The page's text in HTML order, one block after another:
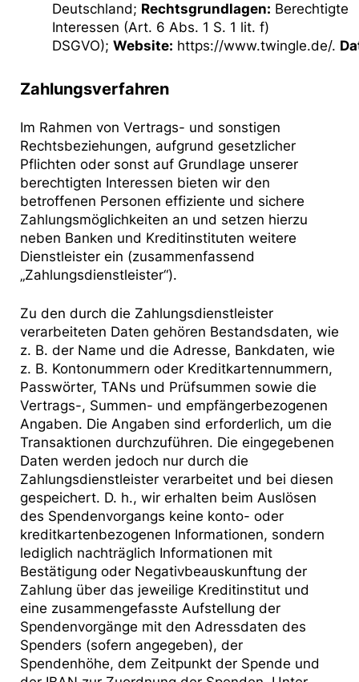
Deutschland; Rechtsgrundlagen: Berechtigte
Interessen (Art. 6 Abs. 1 S. 1 lit. f)
DSGVO); Website: https://www.twingle.de/.
Zahlungsverfahren
Im Rahmen von Vertrags- und sonstigen
Rechtsbeziehungen, aufgrund gesetzlicher
Pflichten oder sonst auf Grundlage unserer
berechtigten Interessen bieten wir den
betroffenen Personen effiziente und sichere
Zahlungsmöglichkeiten an und setzen hierzu
neben Banken und Kreditinstituten weitere
Dienstleister ein (zusammenfassend
„Zahlungsdienstleister“).
Zu den durch die Zahlungsdienstleister
verarbeiteten Daten gehören Bestandsdaten, wie
z. B. der Name und die Adresse, Bankdaten, wie
z. B. Kontonummern oder Kreditkartennummern,
Passwörter, TANs und Prüfsummen sowie die
Vertrags-, Summen- und empfängerbezogenen
Angaben. Die Angaben sind erforderlich, um die
Transaktionen durchzuführen. Die eingegebenen
Daten werden jedoch nur durch die
Zahlungsdienstleister verarbeitet und bei diesen
gespeichert. D. h., wir erhalten beim Auslösen
des Spendenvorgangs keine konto- oder
kreditkartenbezogenen Informationen, sondern
lediglich nachträglich Informationen mit
Bestätigung oder Negativbeauskunftung der
Zahlung über das jeweilige Kreditinstitut und
eine zusammengefasste Aufstellung der
Spendenvorgänge mit den Adressdaten des
Spenders (sofern angegeben), der
Spendenhöhe, dem Zeitpunkt der Spende und